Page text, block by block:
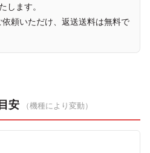
します。
頼いただけ、返送送料は無料で
安 （機種により変動）